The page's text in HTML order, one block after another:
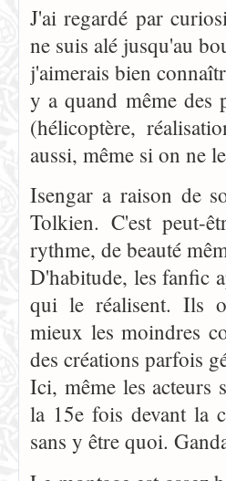
J'ai regardé par
ne suis alé jusqu'au
j'aimerais bien
y a quand même des
(hélicoptère,
aussi, même si on ne
Isengar a raison de
Tolkien. C'est peut-
rythme, de beauté
D'habitude, les fanfic
qui le réalisent. Ils
mieux les moindres
des créations parfois
Ici, même les acteurs
la 15e fois devant la
sans y être quoi.